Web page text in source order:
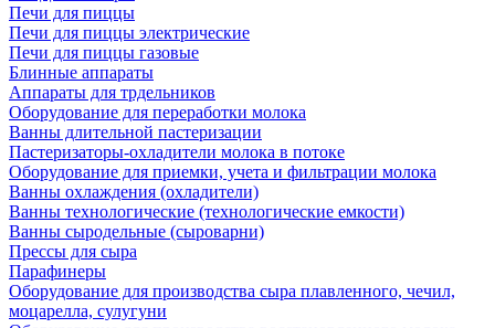
Печи для пиццы
Печи для пиццы электрические
Печи для пиццы газовые
Блинные аппараты
Аппараты для трдельников
Оборудование для переработки молока
Ванны длительной пастеризации
Пастеризаторы-охладители молока в потоке
Оборудование для приемки, учета и фильтрации молока
Ванны охлаждения (охладители)
Ванны технологические (технологические емкости)
Ванны сыродельные (сыроварни)
Прессы для сыра
Парафинеры
Оборудование для производства сыра плавленного, чечил,
моцарелла, сулугуни